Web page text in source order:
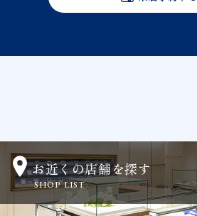
お近くの店舗を探す
SHOP LIST